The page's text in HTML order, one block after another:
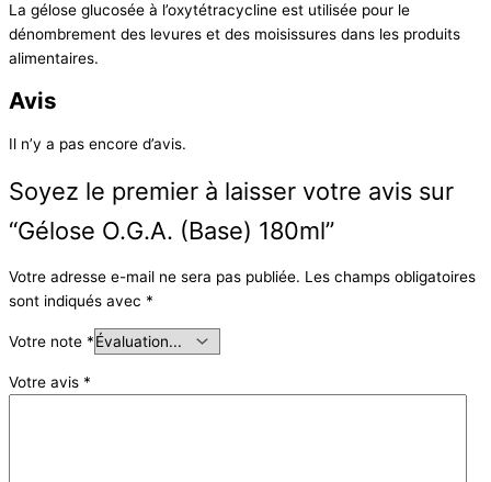
La gélose glucosée à l’oxytétracycline est utilisée pour le
dénombrement des levures et des moisissures dans les produits
alimentaires.
Avis
Il n’y a pas encore d’avis.
Soyez le premier à laisser votre avis sur
“Gélose O.G.A. (Base) 180ml”
Votre adresse e-mail ne sera pas publiée. Les champs obligatoires
sont indiqués avec *
Votre note *
Votre avis *